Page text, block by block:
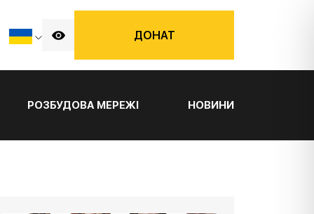
ДОНАТ
РОЗБУДОВА МЕРЕЖІ НОВИНИ